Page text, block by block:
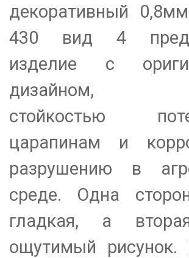
декоративный
430 вид 4
изделие с
дизайном,
стойкостью
царапинам и
разрушению в
среде. Одна
гладкая, а
ощутимый рисунок.